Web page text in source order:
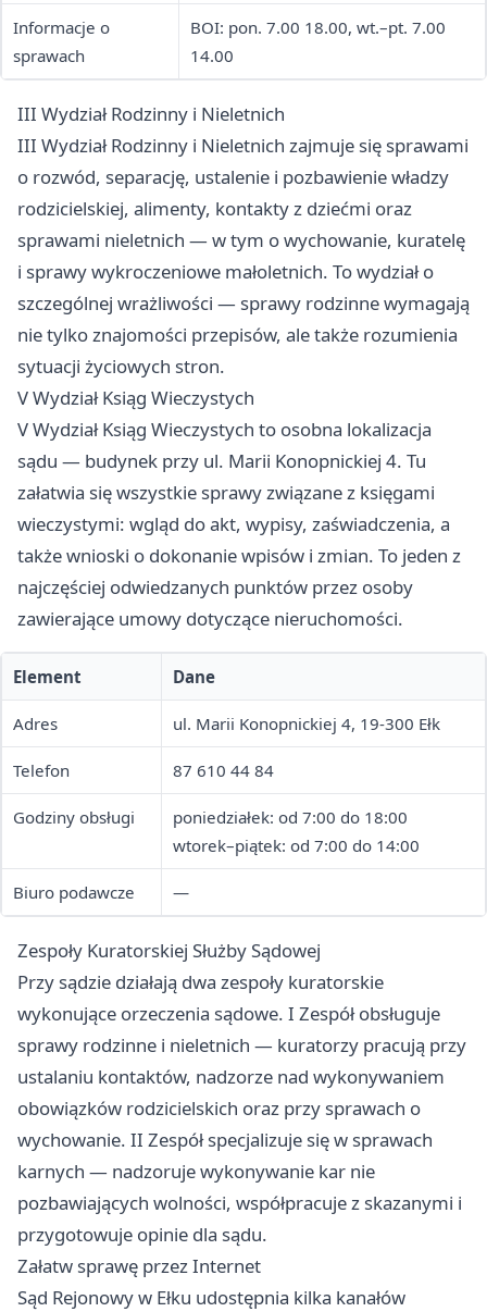
Informacje o
sprawach
BOI: pon. 7.00 18.00, wt.–pt. 7.00
14.00
III Wydział Rodzinny i Nieletnich
III Wydział Rodzinny i Nieletnich zajmuje się sprawami
o rozwód, separację, ustalenie i pozbawienie władzy
rodzicielskiej, alimenty, kontakty z dziećmi oraz
sprawami nieletnich — w tym o wychowanie, kuratelę
i sprawy wykroczeniowe małoletnich. To wydział o
szczególnej wrażliwości — sprawy rodzinne wymagają
nie tylko znajomości przepisów, ale także rozumienia
sytuacji życiowych stron.
V Wydział Ksiąg Wieczystych
V Wydział Ksiąg Wieczystych to osobna lokalizacja
sądu — budynek przy ul. Marii Konopnickiej 4. Tu
załatwia się wszystkie sprawy związane z księgami
wieczystymi: wgląd do akt, wypisy, zaświadczenia, a
także wnioski o dokonanie wpisów i zmian. To jeden z
najczęściej odwiedzanych punktów przez osoby
zawierające umowy dotyczące nieruchomości.
Element Dane
Adres ul. Marii Konopnickiej 4, 19-300 Ełk
Telefon 87 610 44 84
Godziny obsługi
poniedziałek: od 7:00 do 18:00
wtorek–piątek: od 7:00 do 14:00
Biuro podawcze —
Zespoły Kuratorskiej Służby Sądowej
Przy sądzie działają dwa zespoły kuratorskie
wykonujące orzeczenia sądowe. I Zespół obsługuje
sprawy rodzinne i nieletnich — kuratorzy pracują przy
ustalaniu kontaktów, nadzorze nad wykonywaniem
obowiązków rodzicielskich oraz przy sprawach o
wychowanie. II Zespół specjalizuje się w sprawach
karnych — nadzoruje wykonywanie kar nie
pozbawiających wolności, współpracuje z skazanymi i
przygotowuje opinie dla sądu.
Załatw sprawę przez Internet
Sąd Rejonowy w Ełku udostępnia kilka kanałów